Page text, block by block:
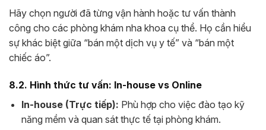
Hãy chọn người đã từng vận hành hoặc tư vấn thành
công cho các phòng khám nha khoa cụ thể. Họ cần hiểu
sự khác biệt giữa “bán một dịch vụ y tế” và “bán một
chiếc áo”.
8.2. Hình thức tư vấn: In-house vs Online
In-house (Trực tiếp): Phù hợp cho việc đào tạo kỹ
năng mềm và quan sát thực tế tại phòng khám.